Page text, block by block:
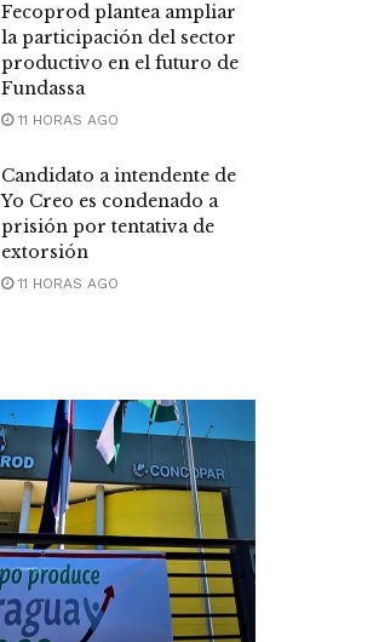
Fecoprod plantea ampliar
la participación del sector
productivo en el futuro de
Fundassa
11 HORAS AGO
Candidato a intendente de
Yo Creo es condenado a
prisión por tentativa de
extorsión
11 HORAS AGO